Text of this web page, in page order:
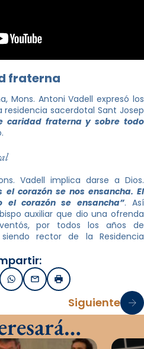
fraterna
Mons. Antoni Vadell expresó los
sacerdotal Sant Josep
caridad fraterna y sobre todo
Vadell implica darse a Dios.
el corazón se nos ensancha. El
corazón se ensancha”. Así
auxiliar que dio una ofrenda
por todos los años de
rector de la Residencia
WhatsApp
EmailImprimir
Siguiente